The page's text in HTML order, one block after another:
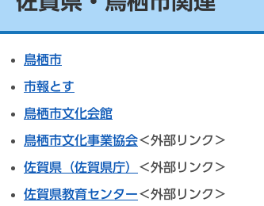
鳥栖市
市報とす
鳥栖市文化会館
鳥栖市文化事業協会＜外部リンク＞
佐賀県（佐賀県庁） ＜外部リンク＞
佐賀県教育センター＜外部リンク＞